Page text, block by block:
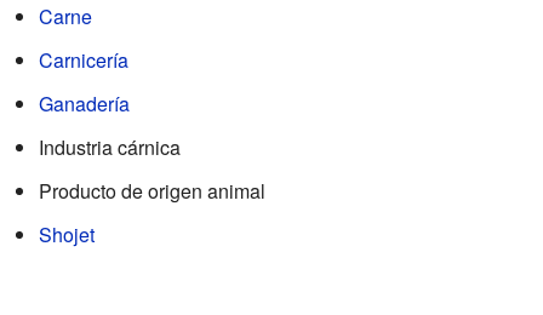
Carne
Carnicería
Ganadería
Industria cárnica
Producto de origen animal
Shojet